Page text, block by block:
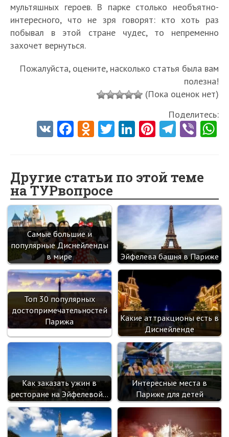
мультяшных героев. В парке столько необъятно-
интересного, что не зря говорят: кто хоть раз
побывал в этой стране чудес, то непременно
захочет вернуться.
Пожалуйста, оцените, насколько статья была вам
полезна!
(Пока оценок нет)
Поделитесь:
V Fa
o
o
k
O
o
kl
as
sn
ik
i
T
er
Li
dI
n
Pi
es
t
Te
a
m
Vi
Другие статьи по этой теме
на ТУРвопросе
Самые большие и
популярные Диснейленды
в мире
Эйфелева башня в Париже
Топ 30 популярных
достопримечательностей
Парижа
Какие аттракционы есть в
Диснейленде
Как заказать ужин в
ресторане на Эйфелевой…
Интересные места в
Париже для детей